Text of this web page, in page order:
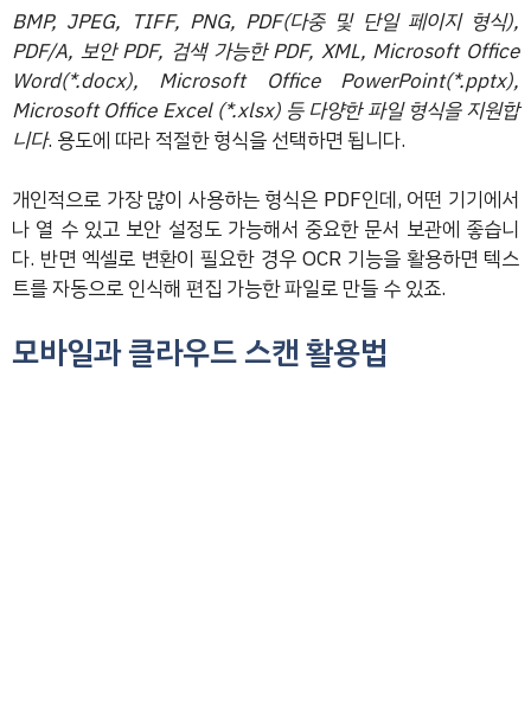
BMP, JPEG, TIFF, PNG, PDF(다중 및 단일 페이지 형식),
PDF/A, 보안 PDF, 검색 가능한 PDF, XML, Microsoft Office
Word(*.docx), Microsoft Office PowerPoint(*.pptx),
Microsoft Office Excel (*.xlsx) 등 다양한 파일 형식을 지원합
니다. 용도에 따라 적절한 형식을 선택하면 됩니다.
개인적으로 가장 많이 사용하는 형식은 PDF인데, 어떤 기기에서
나 열 수 있고 보안 설정도 가능해서 중요한 문서 보관에 좋습니
다. 반면 엑셀로 변환이 필요한 경우 OCR 기능을 활용하면 텍스
트를 자동으로 인식해 편집 가능한 파일로 만들 수 있죠.
모바일과 클라우드 스캔 활용법